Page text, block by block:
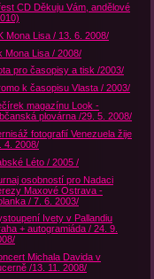
CD Děkuju Vám, andělové
Mona Lisa / 13. 6. 2008/
Mona Lisa / 2008/
pro časopisy a tisk /2003/
k časopisu Vlasta / 2003/
magazínu Look -
plovárna /29. 5. 2008/
fotografií Venezuela žije
4. 2008/
Léto / 2005 /
osobností pro Nadaci
Maxové Ostrava -
/ 7. 6. 2003/
Ivety v Pallandiu
+ autogramiáda / 24. 9.
Michala Davida v
/13. 11. 2008/